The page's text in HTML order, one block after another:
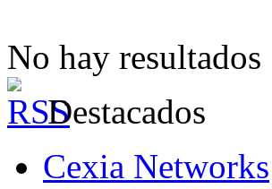
No hay resultados
Destacados
Cexia Networks